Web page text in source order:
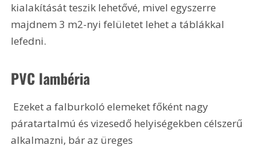
kialakítását teszik lehetővé, mivel egyszerre
majdnem 3 m2-nyi felületet lehet a táblákkal
lefedni.
PVC lambéria
páratartalmú és vizesedő helyiségekben célszerű
alkalmazni, bár az üreges